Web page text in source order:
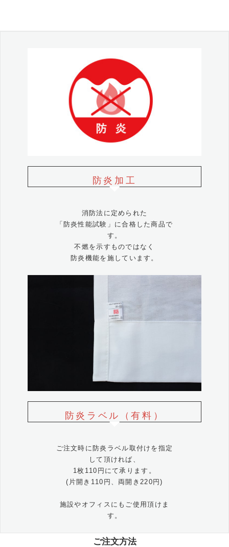
ご注文方法
防炎加工
消防法に定められた
「防炎性能試験」に合格した商品で
す。
不燃を示すものではなく
防炎機能を施しています。
防炎ラベル（有料）
ご注文時に防炎ラベル取付けを指定
して頂ければ、
1枚110円にて承ります。
(片開き110円、両開き220円)
施設やオフィスにもご使用頂けま
す。